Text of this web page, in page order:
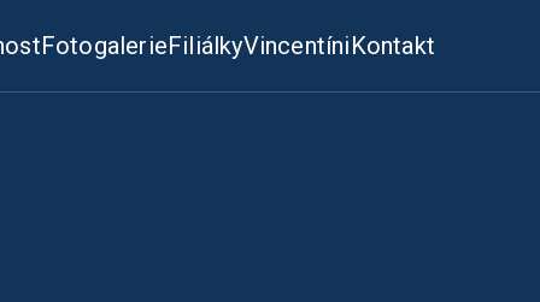
FotogalerieFiliálkyVincentíniKontakt